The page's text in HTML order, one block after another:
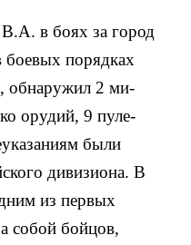
в боях за город
боевых порядках
обнаружил 2 ми­
орудий, 9 пуле­
были
дивизиона. В
из первых
собой бойцов,